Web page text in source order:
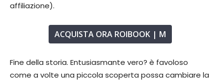
affiliazione).
ACQUISTA ORA ROIBOOK | M
Fine della storia. Entusiasmante vero? è favoloso
come a volte una piccola scoperta possa cambiare la